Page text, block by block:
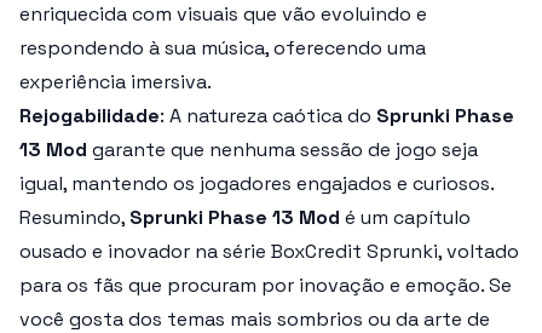
enriquecida com visuais que vão evoluindo e
respondendo à sua música, oferecendo uma
experiência imersiva.
Rejogabilidade: A natureza caótica do Sprunki Phase
13 Mod garante que nenhuma sessão de jogo seja
igual, mantendo os jogadores engajados e curiosos.
Resumindo, Sprunki Phase 13 Mod é um capítulo
ousado e inovador na série BoxCredit Sprunki, voltado
para os fãs que procuram por inovação e emoção. Se
você gosta dos temas mais sombrios ou da arte de